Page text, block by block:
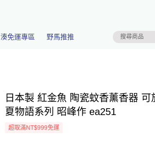
湊免運專區 野馬推推
日本製 紅金魚 陶瓷蚊香薰香器 可
夏物語系列 昭峰作 ea251
超取滿NT$999免運